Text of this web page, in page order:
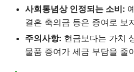
사회통념상 인정되는 소비:
결혼 축의금 등은 증여로 보
주의사항: 현금보다는 가치
물품 증여가 세금 부담을 줄